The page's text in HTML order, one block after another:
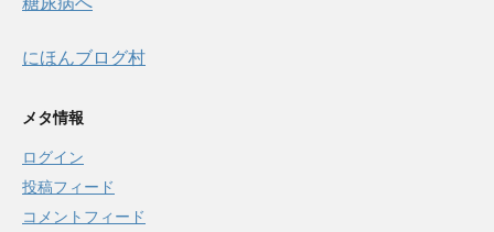
にほんブログ村
メタ情報
ログイン
投稿フィード
コメントフィード